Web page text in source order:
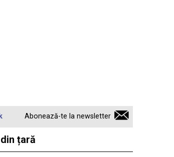
Abonează-te la newsletter
țară